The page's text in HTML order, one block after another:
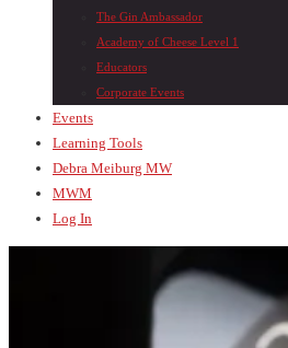
The Gin Ambassador
Academy of Cheese Level 1
Educators
Corporate Events
Events
Learning Tools
Debra Meiburg MW
MWM
Log In